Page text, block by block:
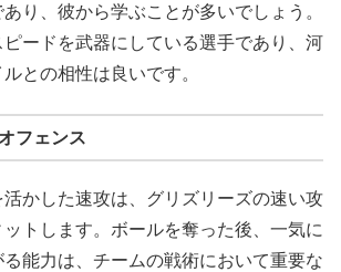
り、彼から学ぶことが多いでしょう。
ードを武器にしている選手であり、河
との相性は良いです。
フェンス
かした速攻は、グリズリーズの速い攻
トします。ボールを奪った後、一気に
能力は、チームの戦術において重要な